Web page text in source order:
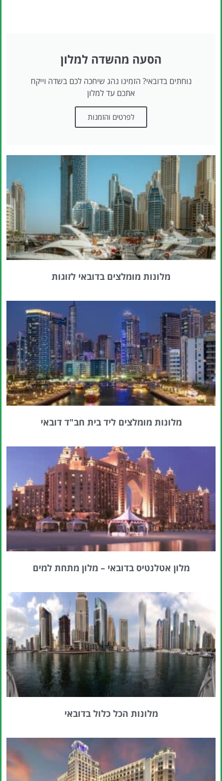
הסעה מהשדה למלון
נוחתים בדובאי? הזמינו נהג שיחכה לכם בשדה וייקח
אתכם עד למלון
לפרטים והזמנות
מלונות מומלצים בדובאי לזוגות
מלונות מומלצים ליד בית חב"ד דובאי
מלון אטלנטיס בדובאי – מלון מתחת למים
מלונות הכל כלול בדובאי